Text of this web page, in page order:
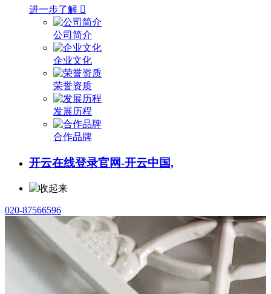
进一步了解 
公司简介
企业文化
荣誉资质
发展历程
合作品牌
开云在线登录官网-开云中国,
020-87566596